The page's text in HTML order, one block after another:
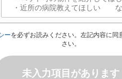
ーを必ずお読みください。左記内容に
さい。
未入力項目があります